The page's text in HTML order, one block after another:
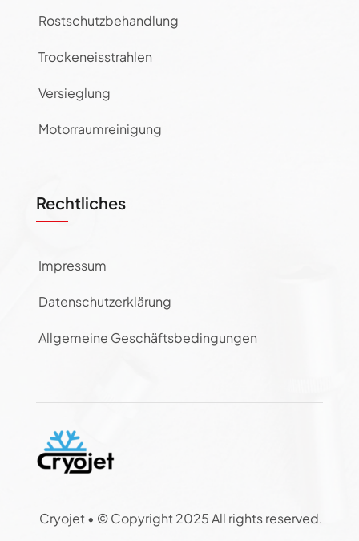
Rostschutzbehandlung
Trockeneisstrahlen
Versieglung
Motorraumreinigung
Rechtliches
Impressum
Datenschutzerklärung
Allgemeine Geschäftsbedingungen
Cryojet • © Copyright 2025 All rights reserved.